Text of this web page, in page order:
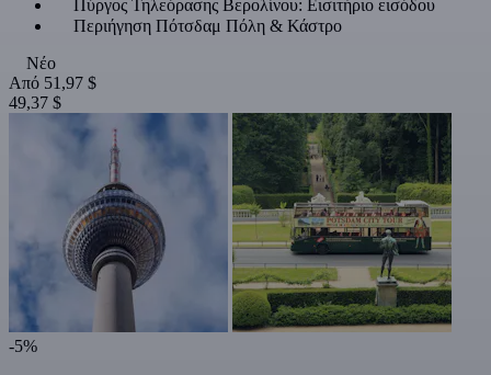
Πύργος Τηλεόρασης Βερολίνου: Εισιτήριο εισόδου
Περιήγηση Πότσδαμ Πόλη & Κάστρο
Νέο
Από 51,97 $
49,37 $
-5%